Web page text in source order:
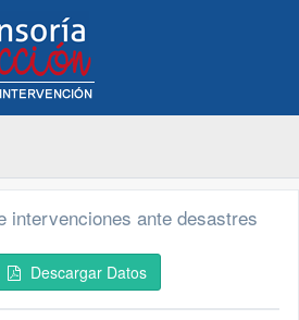
intervenciones ante desastres
Descargar Datos